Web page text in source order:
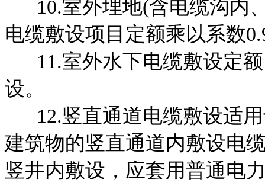
10.室外埋地(含电缆沟内
电缆敷设项目定额乘以系数
11.室外水下电缆敷设定额
设。
12.竖直通道电缆敷设适用
建筑物的竖直通道内敷设电
竖井内敷设，应套用普通电